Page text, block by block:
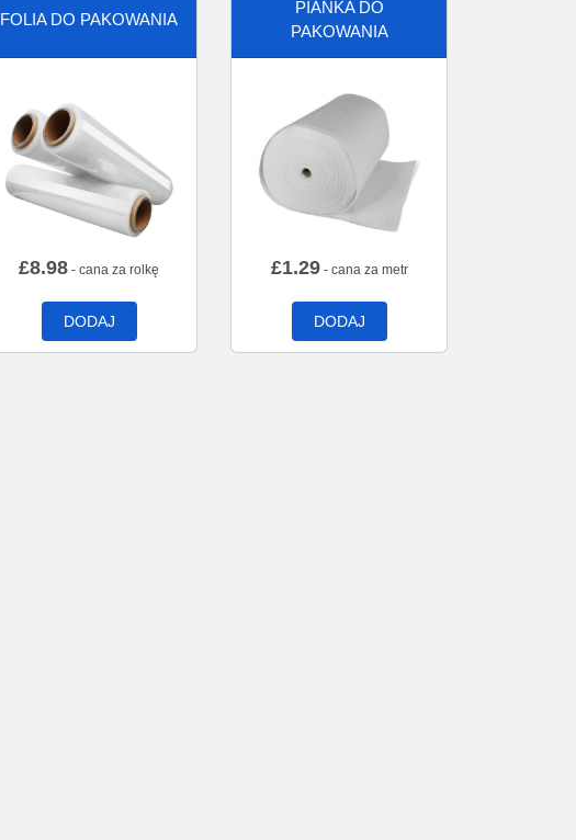
FOLIA DO PAKOWANIA
£8.98 - cana za rolkę
DODAJ
PIANKA DO
PAKOWANIA
£1.29- cana za metr
DODAJ